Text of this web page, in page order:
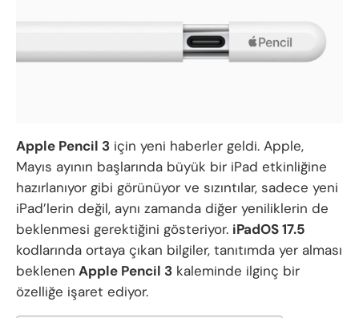
Apple Pencil 3 için yeni haberler geldi. Apple,
Mayıs ayının başlarında büyük bir iPad etkinliğine
hazırlanıyor gibi görünüyor ve sızıntılar, sadece yeni
iPad’lerin değil, aynı zamanda diğer yeniliklerin de
beklenmesi gerektiğini gösteriyor. iPadOS 17.5
kodlarında ortaya çıkan bilgiler, tanıtımda yer alması
beklenen Apple Pencil 3 kaleminde ilginç bir
özelliğe işaret ediyor.